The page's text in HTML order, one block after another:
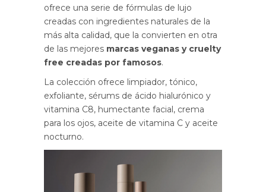
ofrece una serie de fórmulas de lujo
creadas con ingredientes naturales de la
más alta calidad, que la convierten en otra
de las mejores marcas veganas y cruelty
free creadas por famosos.
La colección ofrece limpiador, tónico,
exfoliante, sérums de ácido hialurónico y
vitamina C8, humectante facial, crema
para los ojos, aceite de vitamina C y aceite
nocturno.